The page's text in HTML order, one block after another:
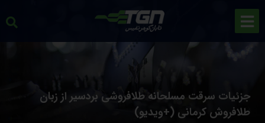
جزئیات سرقت مسلحانه طلافروشی بردسیر از زبان
طلافروش کرمانی (+ویدیو)